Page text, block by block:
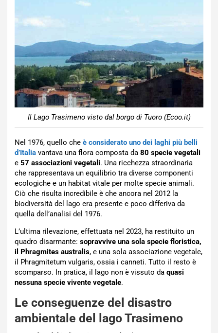
Il Lago Trasimeno visto dal borgo di Tuoro (Ecoo.it)
Nel 1976, quello che è considerato uno dei laghi più belli
d’Italia vantava una flora composta da 80 specie vegetali
e 57 associazioni vegetali. Una ricchezza straordinaria
che rappresentava un equilibrio tra diverse componenti
ecologiche e un habitat vitale per molte specie animali.
Ciò che risulta incredibile è che ancora nel 2012 la
biodiversità del lago era presente e poco differiva da
quella dell’analisi del 1976.
L’ultima rilevazione, effettuata nel 2023, ha restituito un
quadro disarmante: sopravvive una sola specie floristica,
il Phragmites australis, e una sola associazione vegetale,
il Phragmitetum vulgaris, ossia i canneti. Tutto il resto è
scomparso. In pratica, il lago non è vissuto da quasi
nessuna specie vivente vegetale.
Le conseguenze del disastro
ambientale del lago Trasimeno